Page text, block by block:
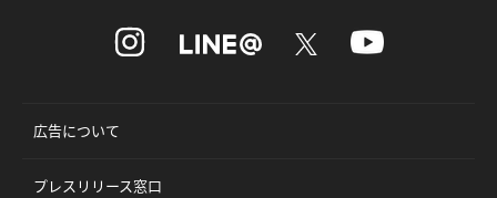
広告について
プレスリリース窓口